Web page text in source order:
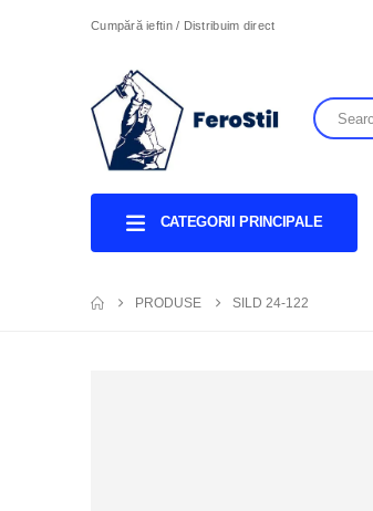
Cumpără ieftin / Distribuim direct
CATEGORII PRINCIPALE
PRODUSE SILD 24-122